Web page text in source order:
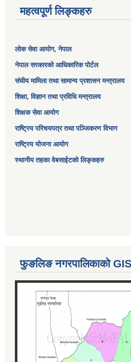
महत्वपूर्ण लिङ्कहरु
लोक सेवा आयोग, नेपाल
नेपाल सरकारको आधिकारिक पोर्टल
संघीय मामिला तथा सामान्य प्रशासन मन्त्रालय
शिक्षा, विज्ञान तथा प्रविधि मन्त्रालय
शिक्षक सेवा आयोग
राष्ट्रिय परिचयपत्र तथा पञ्जिकरण विभाग
राष्ट्रिय योजना आयोग
स्थानीय तहका वेबसाईटको लिङ्कहरु
फुङलिङ नगरपालिकाको